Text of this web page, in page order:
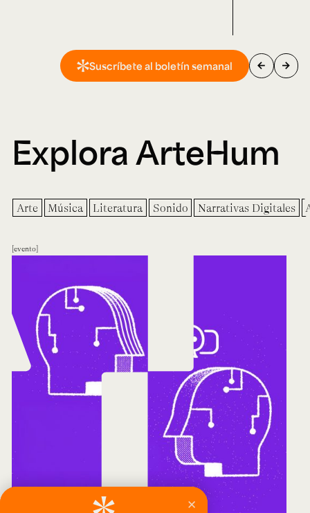
Suscríbete al boletín semanal arrow_back arrow_forward
Explora ArteHum
Arte Música Literatura Sonido Narrativas Digitales
evento